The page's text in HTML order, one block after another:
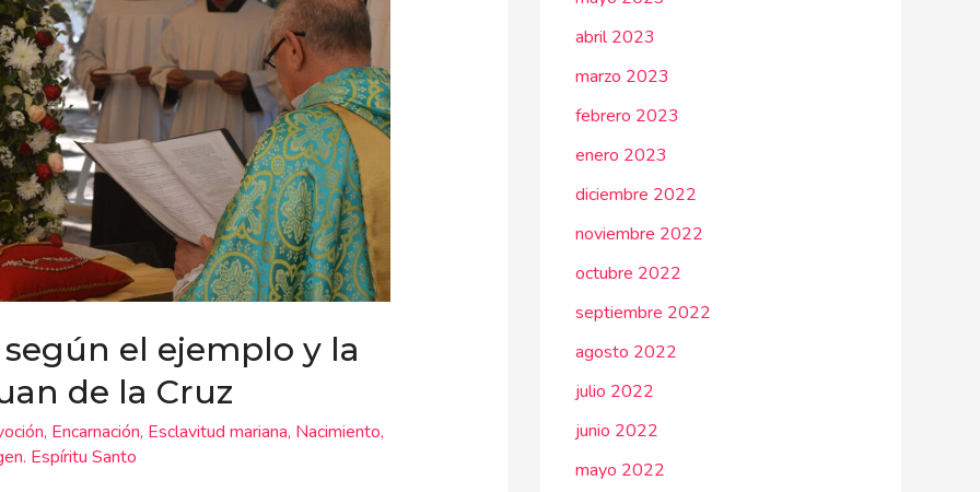
el ejemplo y la
de la Cruz
, Encarnación, Esclavitud mariana, Nacimiento,
Espíritu Santo
abril 2023
marzo 2023
febrero 2023
enero 2023
diciembre 2022
noviembre 2022
octubre 2022
septiembre 2022
agosto 2022
julio 2022
junio 2022
mayo 2022